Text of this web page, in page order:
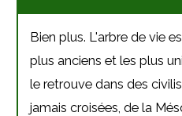
Bien plus. L'arbre de vie
plus anciens et les plus
le retrouve dans des
jamais croisées, de la